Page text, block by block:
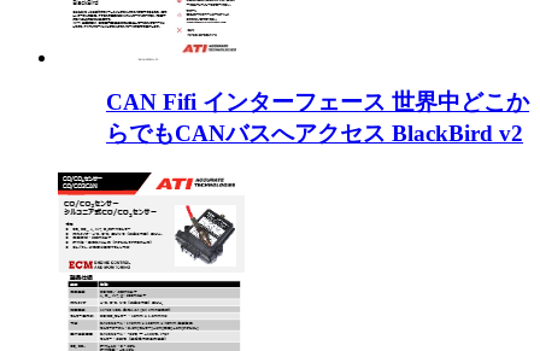
CAN Fifi インターフェース 世界中どこか
らでもCANバスへアクセス BlackBird v2